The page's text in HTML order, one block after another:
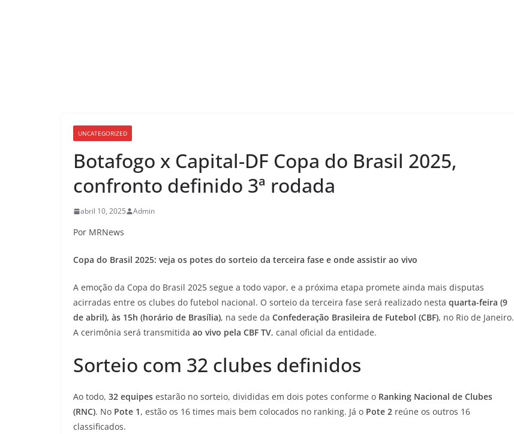
UNCATEGORIZED
Botafogo x Capital-DF Copa do Brasil 2025,
confronto definido 3ª rodada
abril 10, 2025 Admin
Por MRNews
Copa do Brasil 2025: veja os potes do sorteio da terceira fase e onde assistir ao vivo
A emoção da Copa do Brasil 2025 segue a todo vapor, e a próxima etapa promete ainda mais disputas
acirradas entre os clubes do futebol nacional. O sorteio da terceira fase será realizado nesta quarta-feira (9
de abril), às 15h (horário de Brasília), na sede da Confederação Brasileira de Futebol (CBF), no Rio de Janeiro.
A cerimônia será transmitida ao vivo pela CBF TV, canal oficial da entidade.
Sorteio com 32 clubes definidos
Ao todo, 32 equipes estarão no sorteio, divididas em dois potes conforme o Ranking Nacional de Clubes
(RNC). No Pote 1, estão os 16 times mais bem colocados no ranking. Já o Pote 2 reúne os outros 16
classificados.